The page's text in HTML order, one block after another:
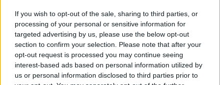
If you wish to opt-out of the sale, sharing to third parties, or
processing of your personal or sensitive information for
targeted advertising by us, please use the below opt-out
section to confirm your selection. Please note that after your
opt-out request is processed you may continue seeing
interest-based ads based on personal information utilized by
us or personal information disclosed to third parties prior to
IndyCar, Iowa